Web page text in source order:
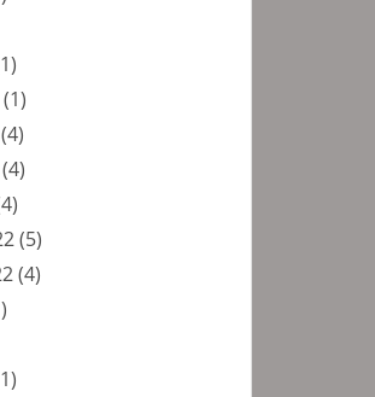
(1)
(4)
(4)
(5)
(4)